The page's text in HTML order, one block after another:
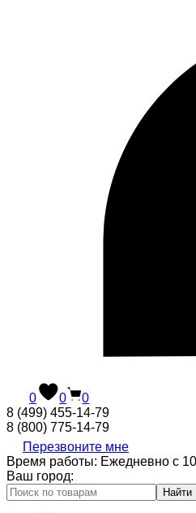
0 0
0
8 (499) 455-14-79
8 (800) 775-14-79
Перезвоните мне
Время работы: Ежедневно с
Ваш город:
Найти